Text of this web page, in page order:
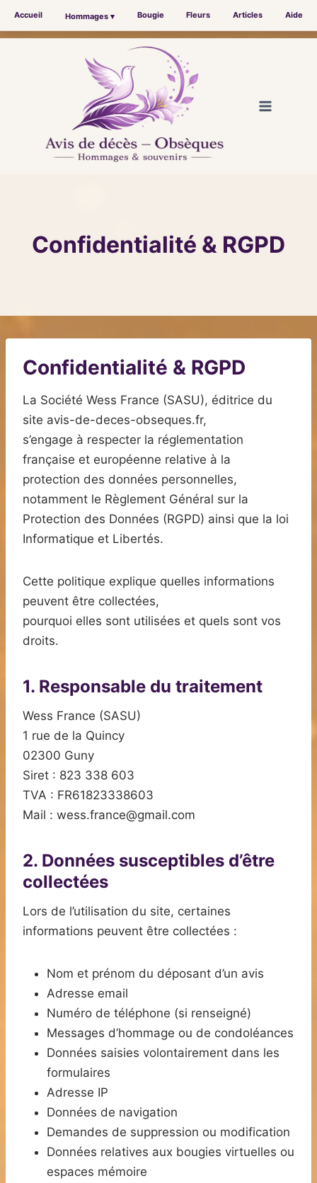
Accueil Hommages ▾ Bougie Fleurs Articles Aide
Confidentialité & RGPD
Confidentialité & RGPD
La Société Wess France (SASU), éditrice du
site avis-de-deces-obseques.fr,
s’engage à respecter la réglementation
française et européenne relative à la
protection des données personnelles,
notamment le Règlement Général sur la
Protection des Données (RGPD) ainsi que la loi
Informatique et Libertés.
Cette politique explique quelles informations
peuvent être collectées,
pourquoi elles sont utilisées et quels sont vos
droits.
1. Responsable du traitement
Wess France (SASU)
1 rue de la Quincy
02300 Guny
Siret : 823 338 603
TVA : FR61823338603
Mail : wess.france@gmail.com
2. Données susceptibles d’être
collectées
Lors de l’utilisation du site, certaines
informations peuvent être collectées :
Nom et prénom du déposant d’un avis
Adresse email
Numéro de téléphone (si renseigné)
Messages d’hommage ou de condoléances
Données saisies volontairement dans les
formulaires
Adresse IP
Données de navigation
Demandes de suppression ou modification
Données relatives aux bougies virtuelles ou
espaces mémoire